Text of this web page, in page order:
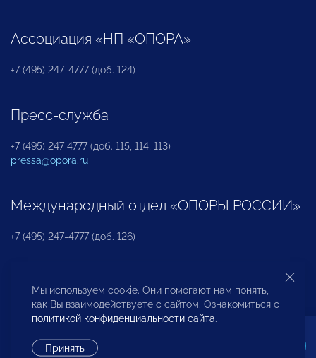
Ассоциация «НП «ОПОРА»
+7 (495) 247-4777 (доб. 124)
Пресс-служба
+7 (495) 247 4777 (доб. 115, 114, 113)
pressa@opora.ru
Международный отдел «ОПОРЫ РОССИИ»
+7 (495) 247-4777 (доб. 126)
Бюро по защите прав предпринимателей и
инвесторов
Мы используем cookie. Они помогают нам понять,
как Вы взаимодействуете с сайтом. Ознакомиться с
политикой конфиденциальности сайта.
Принять